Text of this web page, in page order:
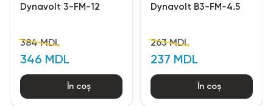
Dynavolt 3-FM-12
384 MDL
346 MDL
În coș
Dynavolt В3-FM-4.5
263 MDL
237 MDL
În coș